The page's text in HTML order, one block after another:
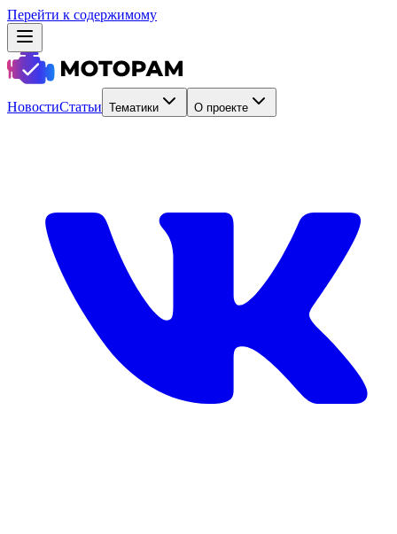
Перейти к содержимому
НовостиСтатьи Тематики О проекте